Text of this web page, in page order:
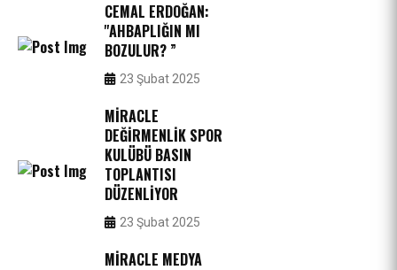
CEMAL ERDOĞAN:
''AHBAPLIĞIN MI
BOZULUR? ”
23 Şubat 2025
MIRACLE
DEĞIRMENLIK SPOR
KULÜBÜ BASIN
TOPLANTISI
DÜZENLIYOR
23 Şubat 2025
MIRACLE MEDYA